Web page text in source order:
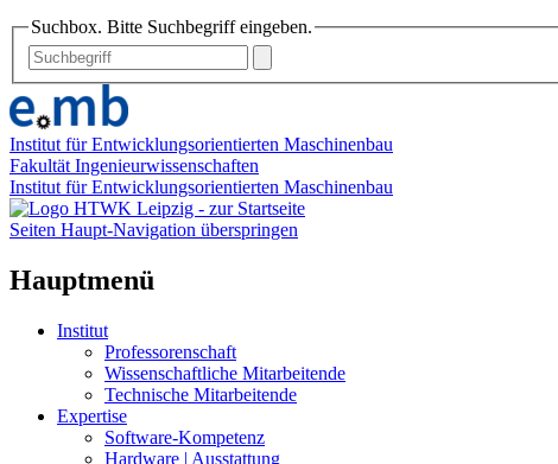
Suchbox. Bitte Suchbegriff eingeben.
Institut für Entwicklungsorientierten Maschinenbau
Fakultät Ingenieurwissenschaften
Institut für Entwicklungsorientierten Maschinenbau
Seiten Haupt-Navigation überspringen
Hauptmenü
Institut
Professorenschaft
Wissenschaftliche Mitarbeitende
Technische Mitarbeitende
Expertise
Software-Kompetenz
Hardware | Ausstattung